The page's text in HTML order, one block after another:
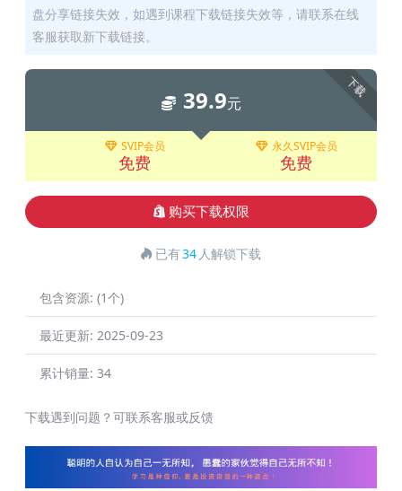
盘分享链接失效，如遇到课程下载链接失效等，请联系在线
客服获取新下载链接。
下载
39.9元
SVIP会员
免费
永久SVIP会员
免费
购买下载权限
已有34 人解锁下载
包含资源: (1个)
最近更新: 2025-09-23
累计销量: 34
下载遇到问题？可联系客服或反馈